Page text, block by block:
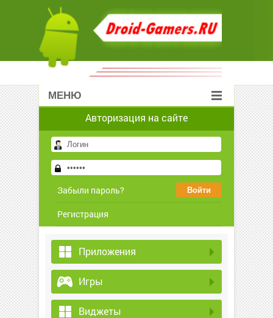
МЕНЮ
Авторизация на сайте
Забыли пароль?
Регистрация
Приложения
Игры
Виджеты